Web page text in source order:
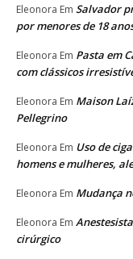
Eleonora Em Salvador
por menores de 18
Eleonora Em Pasta em
com clássicos
Eleonora Em Maison
Pellegrino
Eleonora Em Uso de
homens e mulheres,
Eleonora Em Mudança
Eleonora Em
cirúrgico